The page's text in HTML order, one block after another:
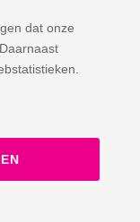
dat onze